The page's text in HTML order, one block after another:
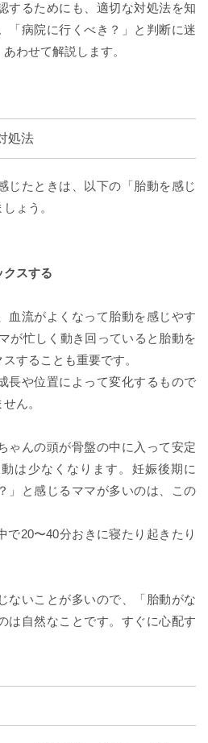
するためにも、適切な対処法を知
「病院に行くべき？」と判断に迷
わせて解説します。
処法
じたときは、以下の「胎動を感じ
ょう。
クスする
血流がよくなって胎動を感じやす
が忙しく動き回っていると胎動を
することも重要です。
長や位置によって変化するもので
ん。
ゃんの頭が骨盤の中に入って安定
は少なくなります。妊娠後期に
」と感じるママが多いのは、この
で20〜40分おきに寝たり起きたり
ないことが多いので、「胎動がな
は自然なことです。すぐに心配す